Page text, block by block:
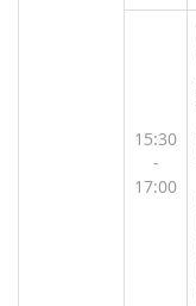
15:30
-
17:00